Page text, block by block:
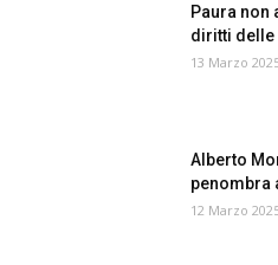
Paura non
diritti delle
13 Marzo
Alberto
penombra
12 Marzo